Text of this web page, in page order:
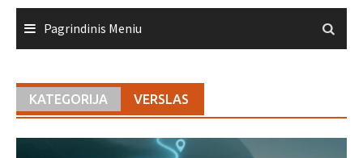
Pagrindinis Meniu
KATEGORIJA VERSLAS